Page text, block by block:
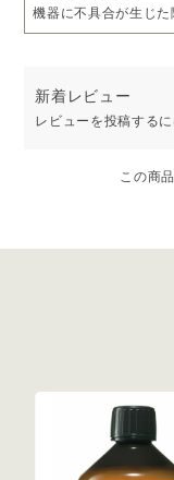
機器に不具合が生じた
新着レビュー
レビューを投稿するに
この商